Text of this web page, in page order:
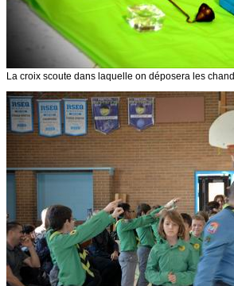
La croix scoute dans laquelle on déposera les